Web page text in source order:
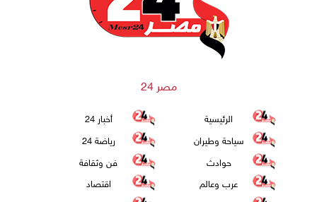
مصر 24
الرئيسية
أخبار 24
سياحة وطيران
رياضة 24
حوادث
فن وثقافة
عرب وعالم
اقتصاد